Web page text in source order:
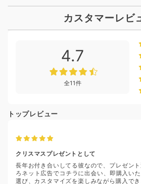
カスタマーレビ
4.7
全11件
トップレビュー
クリスマスプレゼントとして
長年お付き合いしてる彼なので、プレゼン
ろネット広告でコチラに出会い、即購入い
選び、カスタマイズを楽しみながら購入で